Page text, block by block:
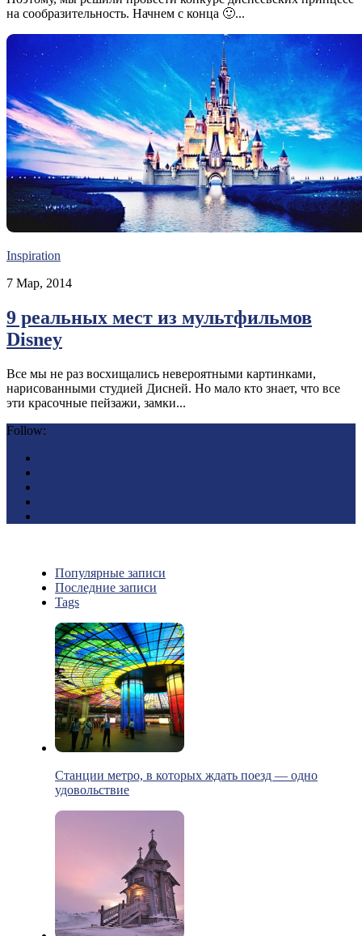
на сообразительность. Начнем с конца 🙂...
Inspiration
7 Мар, 2014
9 реальных мест из мультфильмов
Disney
Все мы не раз восхищались невероятными картинками,
нарисованными студией Дисней. Но мало кто знает, что все
эти красочные пейзажи, замки...
Follow:
Популярные записи
Последние записи
Tags
Станции метро, в которых ждать поезд — одно
удовольствие